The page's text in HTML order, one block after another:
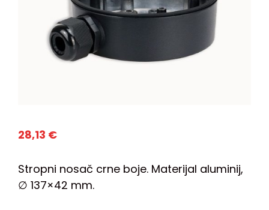
28,13 €
Stropni nosač crne boje. Materijal aluminij,
∅ 137×42 mm.